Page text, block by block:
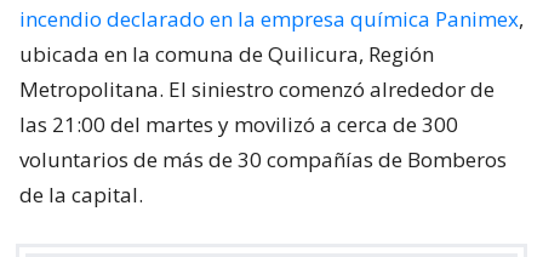
incendio declarado en la empresa química Panimex,
ubicada en la comuna de Quilicura, Región
Metropolitana. El siniestro comenzó alrededor de
las 21:00 del martes y movilizó a cerca de 300
voluntarios de más de 30 compañías de Bomberos
de la capital.